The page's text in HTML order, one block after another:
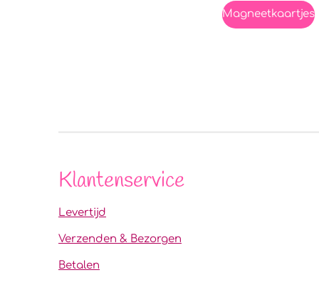
Magneetkaartjes
Klantenservice
Levertijd
Verzenden & Bezorgen
Betalen